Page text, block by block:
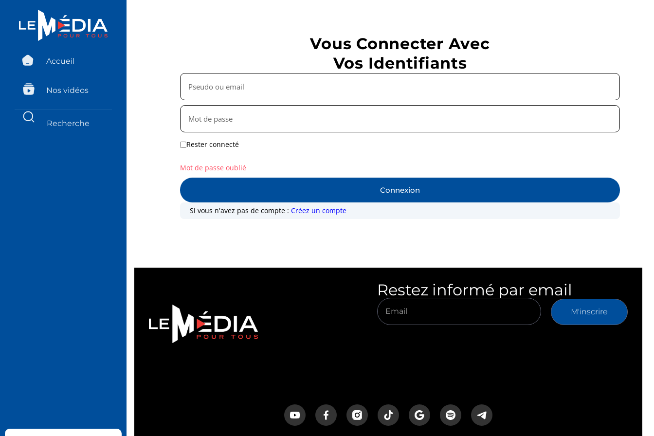
Accueil
Nos vidéos
Vous Connecter Avec
Vos Identifiants
Rester connecté
Connexion
Mot de passe oublié
Si vous n'avez pas de compte :Créez un compte
Restez informé par email
M'inscrire